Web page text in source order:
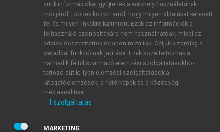
ÚJ FIÓK LÉTREHOZÁSA
1 óra díjmentes hozzáférés
E-MAIL-CÍM
JELSZÓ
sütik információkat gyűjtenek a webhely használatának
módjáról, többek között arról, hogy milyen oldalakat keresett
fel és milyen linkekre kattintott. Ezek az információk a
felhasználó azonosítására nem használhatóak, mivel az
adatok összesítettek és anonimizáltak. Céljuk kizárólag a
weboldal funkcióinak javítása. Ezek közé tartoznak a
harmadik féltől származó elemzési szolgáltatásokhoz
tartozó sütik; ilyen elemzési szolgáltatások a
látogatóelemzések, a hőtérképek és a közösségi
médiaanalitika.
↓ 1 szolgáltatás
MARKETING